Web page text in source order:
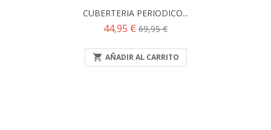
CUBERTERIA PERIODICO...
Precio
44,95 € Precio
69,95 €
 AÑADIR AL CARRITO